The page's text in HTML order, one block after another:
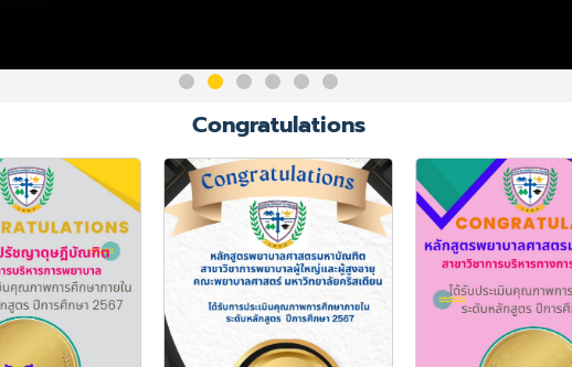
Congratulations